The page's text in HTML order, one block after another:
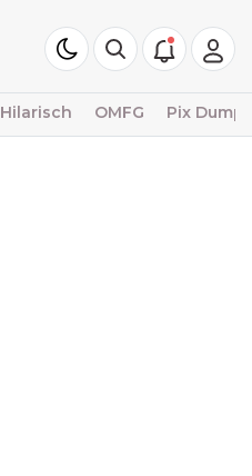
Hilarisch OMFG Pix Dump